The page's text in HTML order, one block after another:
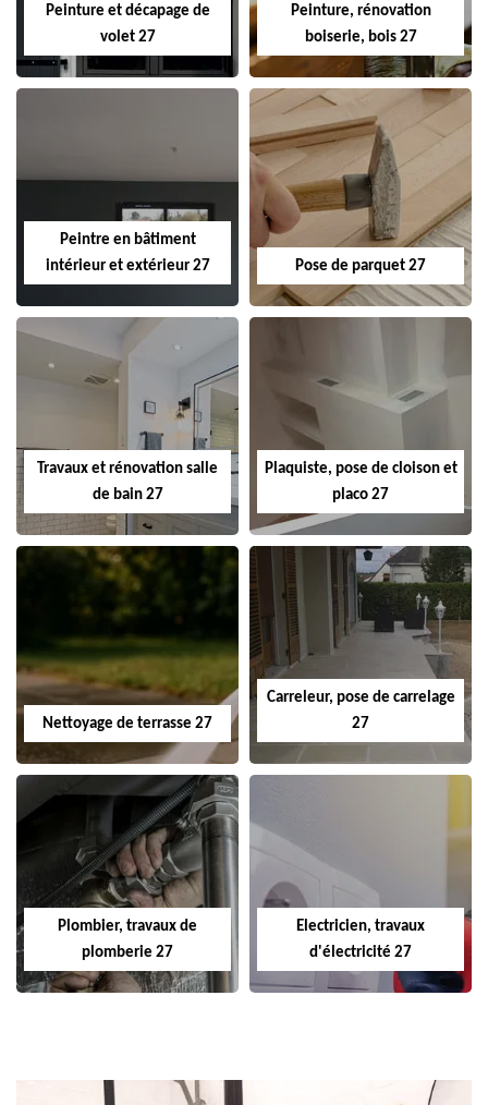
Peinture et décapage de
volet 27
Peinture, rénovation
boiserie, bois 27
Peintre en bâtiment
intérieur et extérieur 27
Pose de parquet 27
Travaux et rénovation salle
de bain 27
Plaquiste, pose de cloison et
placo 27
Nettoyage de terrasse 27
Carreleur, pose de carrelage
27
Plombier, travaux de
plomberie 27
Electricien, travaux
d'électricité 27